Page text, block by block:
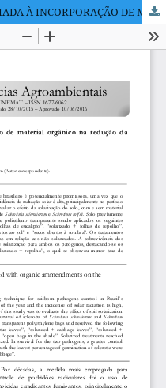
SOLARIZAÇÃO DO SOLO ASSOCIADA À INCORPORAÇÃO DE MATERIAL ORGÂNICO NA REDUÇÃO DA VIABILIDADE DE ESCLERÓDIOS